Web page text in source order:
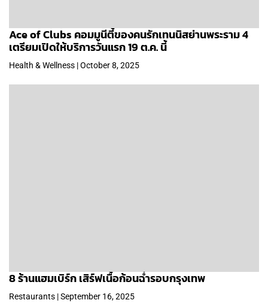
Ace of Clubs คอมมูนีตี้ของคนรักเทนนิสย่านพระราม 4
เตรียมเปิดให้บริการวันแรก 19 ต.ค. นี้
Health & Wellness | October 8, 2025
8 ร้านแฮมเบิร์ก เสิร์ฟเนื้อก้อนฉ่ำรอบกรุงเทพ
Restaurants | September 16, 2025